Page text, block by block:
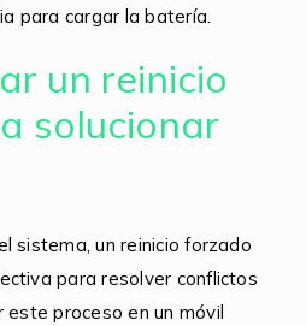
para cargar la batería.
un reinicio
solucionar
sistema, un reinicio forzado
para resolver conflictos
proceso en un móvil